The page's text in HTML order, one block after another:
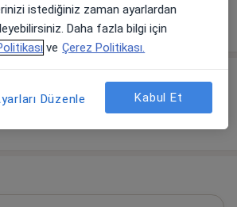
istediğiniz zaman ayarlardan
Daha fazla bilgi için
ve Çerez Politikası.
Düzenle Kabul Et